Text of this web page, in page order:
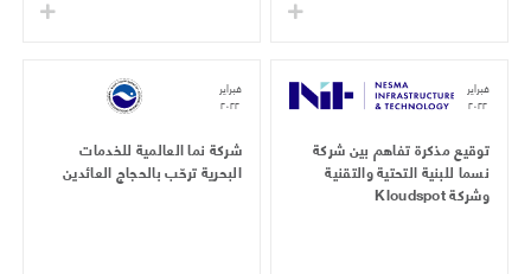
فبراير
توقيع مذكرة تفاهم بين شركة
نسما للبنية التحتية والتقنية
وشركة Kloudspot
فبراير
شركة نما العالمية للخدمات
البحرية ترحّب بالحجاج العائدين